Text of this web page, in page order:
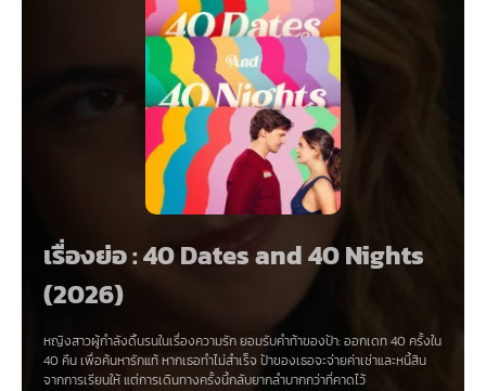
เรื่องย่อ : 40 Dates and 40 Nights
(2026)
หญิงสาวผู้กำลังดิ้นรนในเรื่องความรัก ยอมรับคำท้าของป้า: ออกเดท 40 ครั้งใน
40 คืน เพื่อค้นหารักแท้ หากเธอทำไม่สำเร็จ ป้าของเธอจะจ่ายค่าเช่าและหนี้สิน
จากการเรียนให้ แต่การเดินทางครั้งนี้กลับยากลำบากกว่าที่คาดไว้